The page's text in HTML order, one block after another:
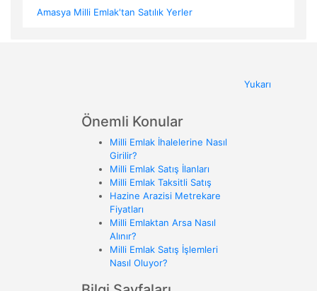
Amasya Milli Emlak'tan Satılık Yerler
Yukarı
Önemli Konular
Milli Emlak İhalelerine Nasıl
Girilir?
Milli Emlak Satış İlanları
Milli Emlak Taksitli Satış
Hazine Arazisi Metrekare
Fiyatları
Milli Emlaktan Arsa Nasıl
Alınır?
Milli Emlak Satış İşlemleri
Nasıl Oluyor?